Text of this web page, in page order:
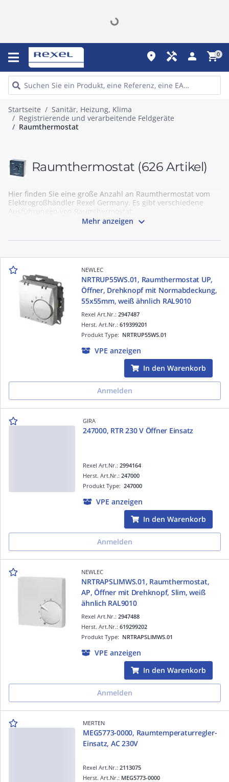
place handyman person shopping_cart0
Startseite
Sanitär, Heizung, Klima
Registrierende und verarbeitende Feldgeräte
Raumthermostat
Raumthermostat (626 Artikel)
Hier finden Sie eine große Anzahl an Raumthermostat vom
Elektrogroßhändler Rexel Germany. Es gibt verschiedene
Ausführungen von Raumthermostat.
Mehr anzeigen 
NEWLEC
NRTRUP55WS.01, Raumthermostat UP,
Öffner, Drehknopf mit Normabdeckung,
55x55mm, weiß ähnlich RAL9010
Rexel Art.Nr.:2947487
Produkt Type: NRTRUP55WS.01
Herst. Art.Nr.:619399201
VPE anzeigen
In den Warenkorb
Anmelden
GIRA
247000, RTR 230 V Öffner Einsatz
Rexel Art.Nr.: 2994164
Produkt Type: 247000
Herst. Art.Nr.: 247000
VPE anzeigen
In den Warenkorb
Anmelden
NEWLEC
NRTRAPSLIMWS.01, Raumthermostat,
AP, Öffner mit Drehknopf, Slim, weiß
ähnlich RAL9010
Rexel Art.Nr.:2947488
Produkt Type: NRTRAPSLIMWS.01
Herst. Art.Nr.:619299202
VPE anzeigen
In den Warenkorb
Anmelden
MERTEN
MEG5773-0000, Raumtemperaturregler-
Einsatz, AC 230V
Rexel Art.Nr.: 2113075
Herst. Art.Nr.: MEG5773-0000